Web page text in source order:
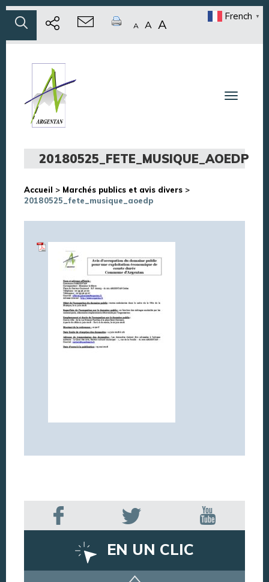
A A A
French ▼
Toggle
20180525_FETE_MUSIQUE_AOEDP
Accueil > Marchés publics et avis divers >
20180525_fete_musique_aoedp
EN UN CLIC